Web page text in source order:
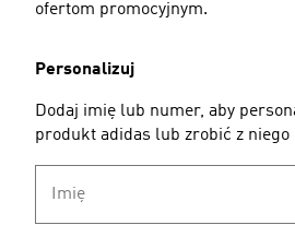
ofertom promocyjnym.
Personalizuj
Dodaj imię lub numer, aby
produkt adidas lub zrobić z niego
Imię